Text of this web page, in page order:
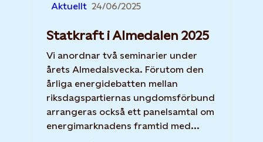
Aktuellt 24/06/2025
Statkraft i Almedalen 2025
Vi anordnar två seminarier under
årets Almedalsvecka. Förutom den
årliga energidebatten mellan
riksdagspartiernas ungdomsförbund
arrangeras också ett panelsamtal om
energimarknadens framtid med...